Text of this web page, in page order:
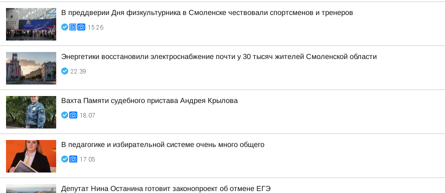
В преддверии Дня физкультурника в Смоленске чествовали спортсменов и тренеров
15:26
Энергетики восстановили электроснабжение почти у 30 тысяч жителей Смоленской области
22:39
Вахта Памяти судебного пристава Андрея Крылова
18:07
В педагогике и избирательной системе очень много общего
17:05
Депутат Нина Останина готовит законопроект об отмене ЕГЭ